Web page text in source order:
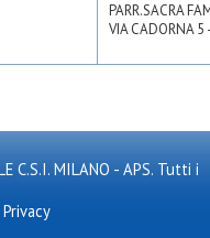
PARR.SACRA
VIA CADORNA
C.S.I. MILANO - APS. Tutti i
Privacy